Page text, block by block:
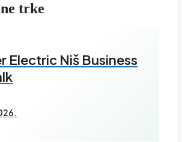
trke
Electric Niš Business